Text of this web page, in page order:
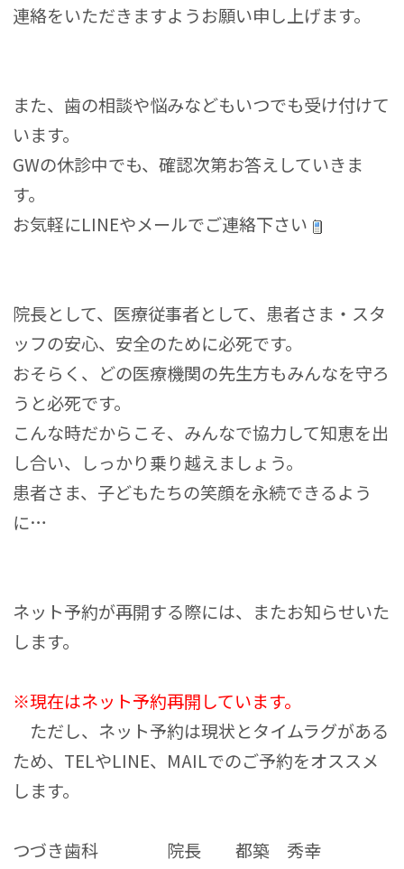
連絡をいただきますようお願い申し上げます。
また、歯の相談や悩みなどもいつでも受け付けて
います。
GWの休診中でも、確認次第お答えしていきま
す。
お気軽にLINEやメールでご連絡下さい
院長として、医療従事者として、患者さま・スタ
ッフの安心、安全のために必死です。
おそらく、どの医療機関の先生方もみんなを守ろ
うと必死です。
こんな時だからこそ、みんなで協力して知恵を出
し合い、しっかり乗り越えましょう。
患者さま、子どもたちの笑顔を永続できるよう
に…
ネット予約が再開する際には、またお知らせいた
します。
※現在はネット予約再開しています。
ただし、ネット予約は現状とタイムラグがある
ため、TELやLINE、MAILでのご予約をオススメ
します。
つづき歯科 院長 都築 秀幸